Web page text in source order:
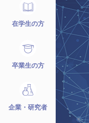
在学生の方
卒業生の方
企業・研究者